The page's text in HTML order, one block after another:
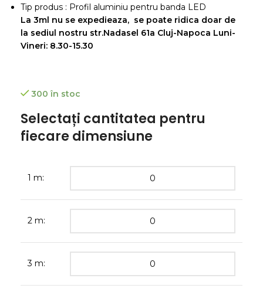
Tip produs : Profil aluminiu pentru banda LED
La 3ml nu se expedieaza, se poate ridica doar de
la sediul nostru str.Nadasel 61a Cluj-Napoca Luni-
Vineri: 8.30-15.30
300 în stoc
Selectați cantitatea pentru
fiecare dimensiune
1 m:
2 m:
3 m: